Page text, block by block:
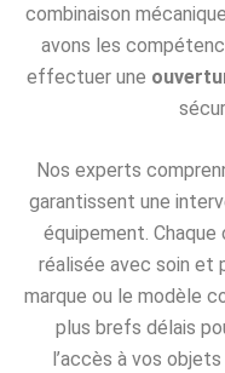
combinaison
avons les
effectuer une
Nos experts
garantissent une
équipement.
réalisée avec soin et
marque ou le modèle
plus brefs délais
l’accès à vos